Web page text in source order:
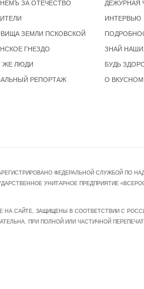
ЗА ОТЕЧЕСТВО
ЗЕМЛИ ПСКОВСКОЙ
ГНЕЗДО
ЖЕ ЛЮДИ
РЕПОРТАЖ
ДЕЖУРНАЯ
ИНТЕРВЬЮ
ЗНАЙ
БУДЬ
О
ФЕДЕРАЛЬНОЙ СЛУЖБОЙ ПО
УНИТАРНОЕ ПРЕДПРИЯТИЕ
НА САЙТЕ, ЗАЩИЩЕНЫ В СООТВЕТСТВИИ С
ПРИ ПОЛНОЙ ИЛИ ЧАСТИЧНОЙ